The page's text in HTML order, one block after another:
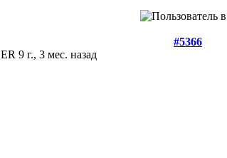
#5366
9 г., 3 мес. назад